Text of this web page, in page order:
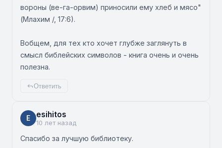
вороны (ве-га-орвим) приносили ему хлеб и мясо"
(Млахим /, 17:6).
Вобщем, для тех кто хочет глубже заглянуть в
смысл библейских символов - книга очень и очень
полезна.
Ответить
E esihitos
10 лет назад
Спасибо за лучшую библиотеку.